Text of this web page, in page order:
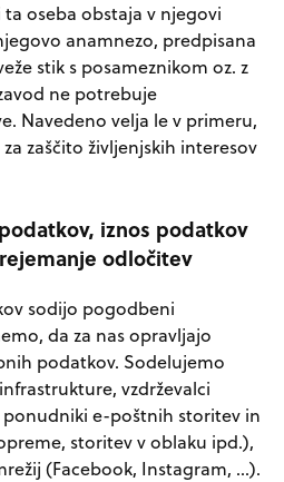
oseba obstaja v njegovi
anamnezo, predpisana
stik s posameznikom oz. z
ne potrebuje
Navedeno velja le v primeru,
zaščito življenjskih interesov
iznos podatkov
odločitev
sodijo pogodbeni
da za nas opravljajo
podatkov. Sodelujemo
vzdrževalci
e-poštnih storitev in
storitev v oblaku ipd.),
(Facebook, Instagram, ...).